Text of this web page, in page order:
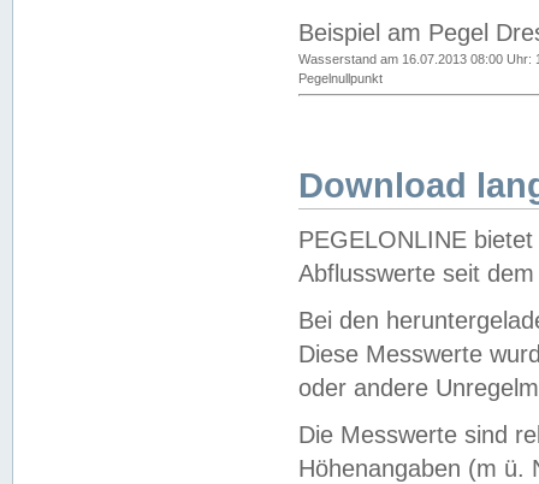
Beispiel am Pegel
Wasserstand am 16.07.2013 08:00 Uhr:
Pegelnullpunkt
Download
PEGELONLINE
Abflusswerte seit
Bei den
Diese Messwerte
oder andere
Die Messwerte sind
Höhenangaben (m ü.